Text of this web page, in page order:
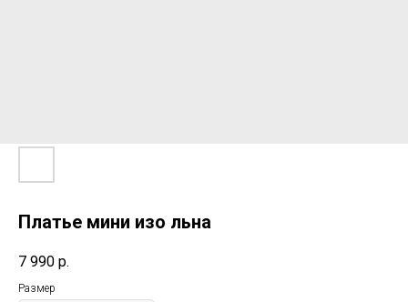
Платье мини изо льна
7 990 р.
Размер